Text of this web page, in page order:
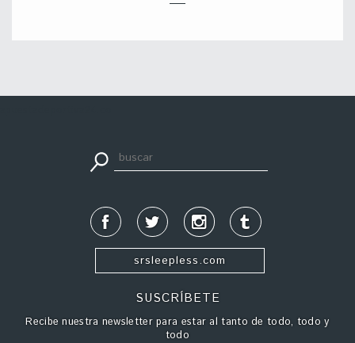
srsleepless.com
SUSCRÍBETE
Recibe nuestra newsletter para estar al tanto de todo, todo y
todo